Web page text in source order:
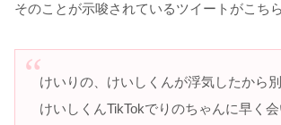
そのことが示唆されているツイートがこち
けいりの、けいしくんが浮気したから
けいしくんTikTokでりのちゃんに早く